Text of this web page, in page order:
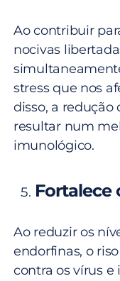
Ao contribuir
nocivas
stress que nos
disso, a redução
resultar num
imunológico.
Fortalece
Ao reduzir os
endorfinas, o
contra os vírus